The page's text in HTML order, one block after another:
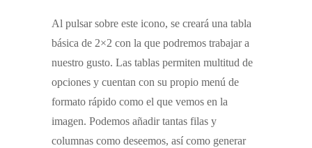
Al pulsar sobre este icono, se creará una tabla
básica de 2×2 con la que podremos trabajar a
nuestro gusto. Las tablas permiten multitud de
opciones y cuentan con su propio menú de
formato rápido como el que vemos en la
imagen. Podemos añadir tantas filas y
columnas como deseemos, así como generar